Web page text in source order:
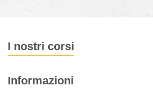
I nostri corsi
Informazioni